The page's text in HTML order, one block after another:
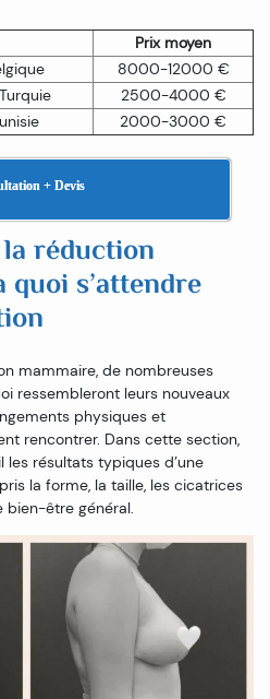
Prix moyen
8000-12000 €
2500-4000 €
2000-3000 €
+ Devis
réduction
quoi s’attendre
mammaire, de nombreuses
ressembleront leurs nouveaux
physiques et
rencontrer. Dans cette section,
les résultats typiques d’une
la forme, la taille, les cicatrices
bien-être général.